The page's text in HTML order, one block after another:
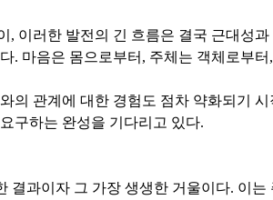
러한 발전의 긴 흐름은 결국 근대성과
. 마음은 몸으로부터, 주체는 객체로부
관계에 대한 경험도 점차 약화되기
구하는 완성을 기다리고 있다.
과이자 그 가장 생생한 거울이다. 이